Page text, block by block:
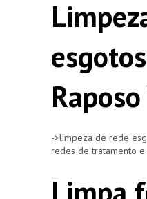
->limpeza de rede
redes de tratamento e